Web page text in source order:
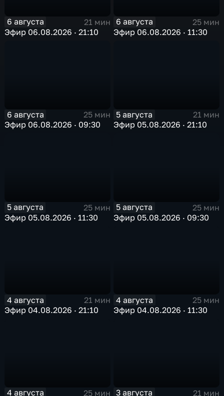
6 августа
21 мин
Эфир 06.08.2026 · 21:10
6 августа
25 мин
Эфир 06.08.2026 · 11:30
6 августа
25 мин
Эфир 06.08.2026 · 09:30
5 августа
21 мин
Эфир 05.08.2026 · 21:10
5 августа
25 мин
Эфир 05.08.2026 · 11:30
5 августа
25 мин
Эфир 05.08.2026 · 09:30
4 августа
21 мин
Эфир 04.08.2026 · 21:10
4 августа
25 мин
Эфир 04.08.2026 · 11:30
4 августа 25 мин 3 августа 21 мин